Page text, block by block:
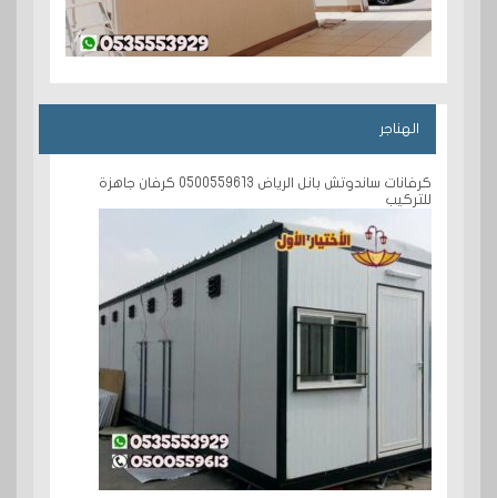
الهناجر
كرفانات ساندوتش بانل الرياض 0500559613 كرفان جاهزة
للتركيب